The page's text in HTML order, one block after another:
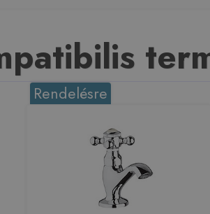
Rendelésre